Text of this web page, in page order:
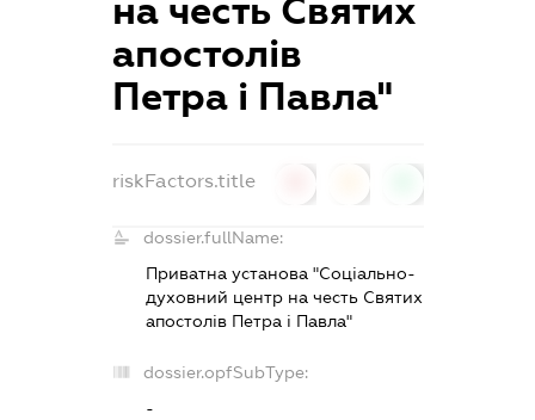
на честь Святих
апостолів
Петра і Павла"
riskFactors.title
dossier.fullName:
Приватна установа "Соціально-
духовний центр на честь Святих
апостолів Петра і Павла"
dossier.opfSubType:
-